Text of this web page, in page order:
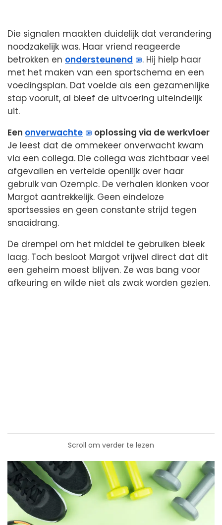
Die signalen maakten duidelijk dat verandering
noodzakelijk was. Haar vriend reageerde
betrokken en ondersteunend
. Hij hielp haar
met het maken van een sportschema en een
voedingsplan. Dat voelde als een gezamenlijke
stap vooruit, al bleef de uitvoering uiteindelijk
uit.
Een onverwachte
oplossing via de werkvloer
Je leest dat de ommekeer onverwacht kwam
via een collega. Die collega was zichtbaar veel
afgevallen en vertelde openlijk over haar
gebruik van Ozempic. De verhalen klonken voor
Margot aantrekkelijk. Geen eindeloze
sportsessies en geen constante strijd tegen
snaaidrang.
De drempel om het middel te gebruiken bleek
laag. Toch besloot Margot vrijwel direct dat dit
een geheim moest blijven. Ze was bang voor
afkeuring en wilde niet als zwak worden gezien.
Scroll om verder te lezen